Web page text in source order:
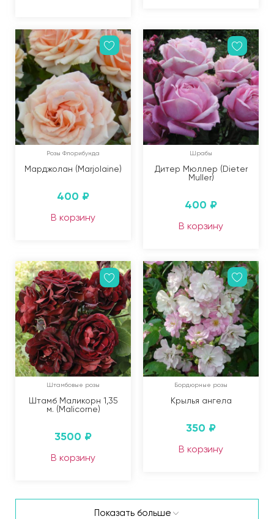
Розы Флорибунда
Марджолан (Marjolaine)
400 ₽
В корзину
Шрабы
Дитер Мюллер (Dieter
Muller)
400 ₽
В корзину
Штамбовые розы
Штамб Маликорн 1,35
м. (Malicorne)
3500 ₽
В корзину
Бордюрные розы
Крылья ангела
350 ₽
В корзину
Показать больше